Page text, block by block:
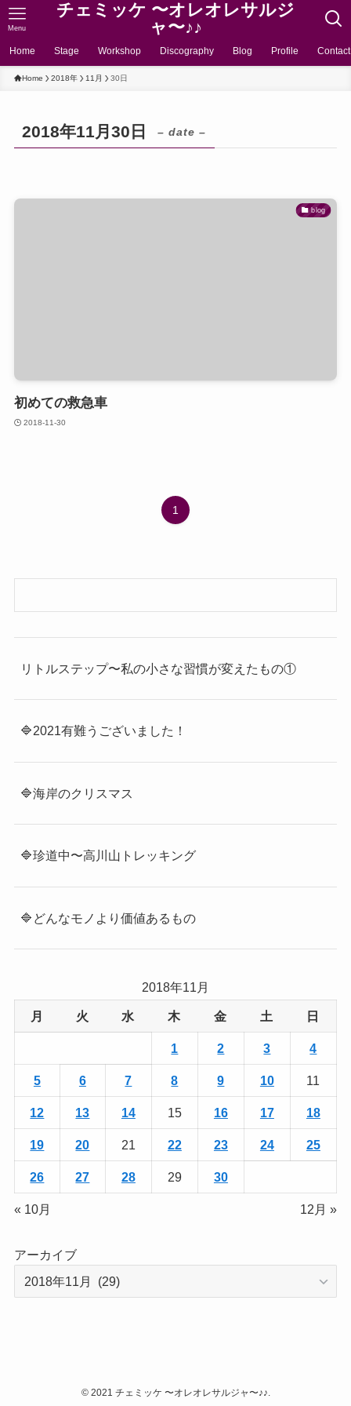
チェミッケ 〜オレオレサルジ
ャ〜♪♪
Menu
Home Stage Workshop Discography Blog Profile Contact
Home 2018年 11月 30日
2018年11月30日 – date –
blog
初めての救急車
2018-11-30
1
リトルステップ〜私の小さな習慣が変えたもの①
🔷2021有難うございました！
🔷海岸のクリスマス
🔷珍道中〜高川山トレッキング
🔷どんなモノより価値あるもの
2018年11月
月 火 水 木 金 土 日
1 2 3 4
5 6 7 8 9 10 11
12 13 14 15 16 17 18
19 20 21 22 23 24 25
26 27 28 29 30
« 10月 12月 »
アーカイブ
©2021 チェミッケ 〜オレオレサルジャ〜♪♪.